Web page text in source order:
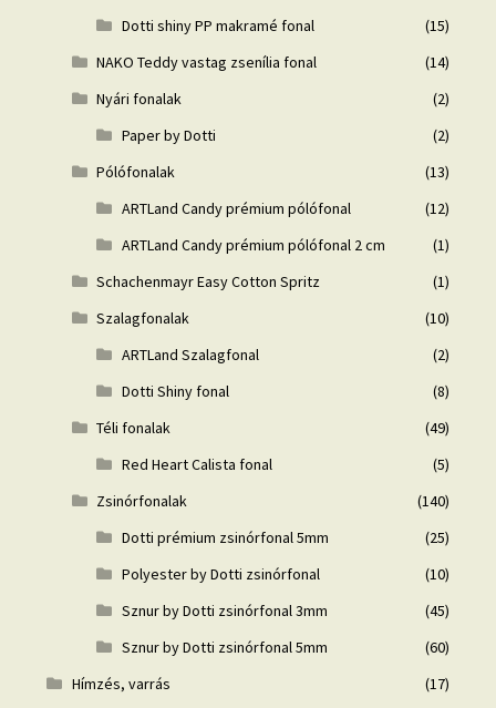
Dotti shiny PP makramé fonal
(15)
NAKO Teddy vastag zsenília fonal
(14)
Nyári fonalak
(2)
Paper by Dotti
(2)
Pólófonalak
(13)
ARTLand Candy prémium pólófonal
(12)
ARTLand Candy prémium pólófonal 2 cm
(1)
Schachenmayr Easy Cotton Spritz
(1)
Szalagfonalak
(10)
ARTLand Szalagfonal
(2)
Dotti Shiny fonal
(8)
Téli fonalak
(49)
Red Heart Calista fonal
(5)
Zsinórfonalak
(140)
Dotti prémium zsinórfonal 5mm
(25)
Polyester by Dotti zsinórfonal
(10)
Sznur by Dotti zsinórfonal 3mm
(45)
Sznur by Dotti zsinórfonal 5mm
(60)
Hímzés, varrás
(17)